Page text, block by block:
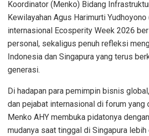
Koordinator (Menko) Bidang
Kewilayahan Agus Harimurti
internasional Ecosperity Week 2026
personal, sekaligus penuh refleksi
Indonesia dan Singapura yang terus
generasi.
Di hadapan para pemimpin bisnis
dan pejabat internasional di forum
Menko AHY membuka pidatonya
mudanya saat tinggal di Singapura lebih